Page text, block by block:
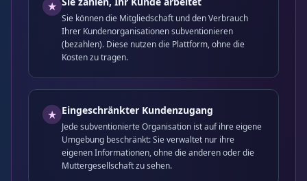
★
Sie können die Mitgliedschaft und den Verbrauch
Ihrer Kundenorganisationen subventionieren
(bezahlen). Diese nutzen die Plattform, ohne die
Kosten zu tragen.
★ Eingeschränkter Kundenzugang
Jede subventionierte Organisation ist auf ihre eigene
Umgebung beschränkt: Sie verwaltet nur ihre
eigenen Informationen, ohne die anderen oder die
Muttergesellschaft zu sehen.